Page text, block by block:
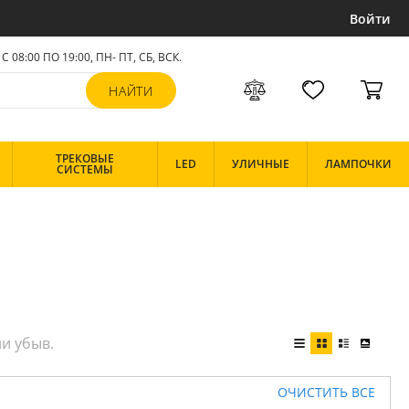
Войти
С 08:00 ПО 19:00, ПН- ПТ, СБ, ВСК.
ТРЕКОВЫЕ
СИСТЕМЫ LED УЛИЧНЫЕ ЛАМПОЧКИ
ОЧИСТИТЬ ВСЕ